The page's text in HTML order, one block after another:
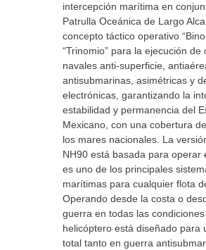
intercepción marítima en
Patrulla Oceánica de Largo
concepto táctico operativo
“Trinomio” para la ejecución de
navales anti-superficie,
antisubmarinas, asimétricas y
electrónicas, garantizando la
estabilidad y permanencia del
Mexicano, con una cobertura de
los mares nacionales. La
NH90 está basada para operar
es uno de los principales
marítimas para cualquier flota
Operando desde la costa o
guerra en todas las
helicóptero está diseñado para
total tanto en guerra